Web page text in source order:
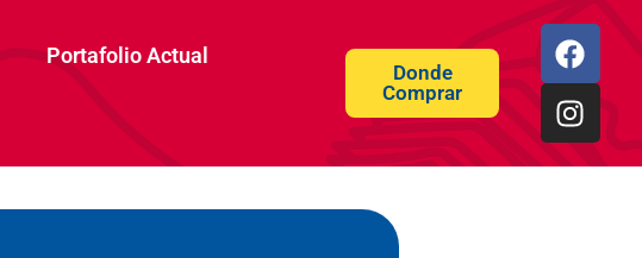
Portafolio Actual
Donde
Comprar